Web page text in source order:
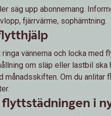
säg upp abonnemang.
fjärrvärme, sophämtning.
ringa vännerna och locka med
om släp eller lastbil ska
månadsskiften. Om du
flyttstädningen i